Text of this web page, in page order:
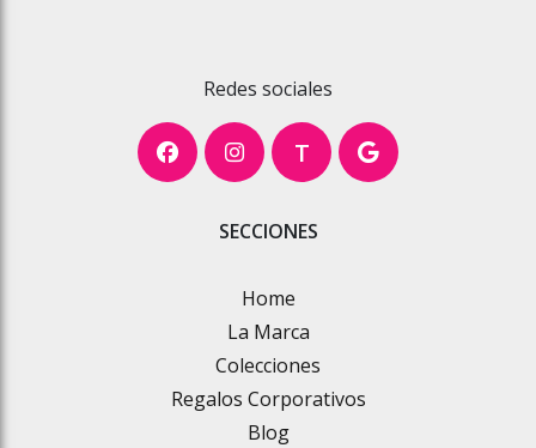
Redes sociales
T
SECCIONES
Home
La Marca
Colecciones
Regalos Corporativos
Blog